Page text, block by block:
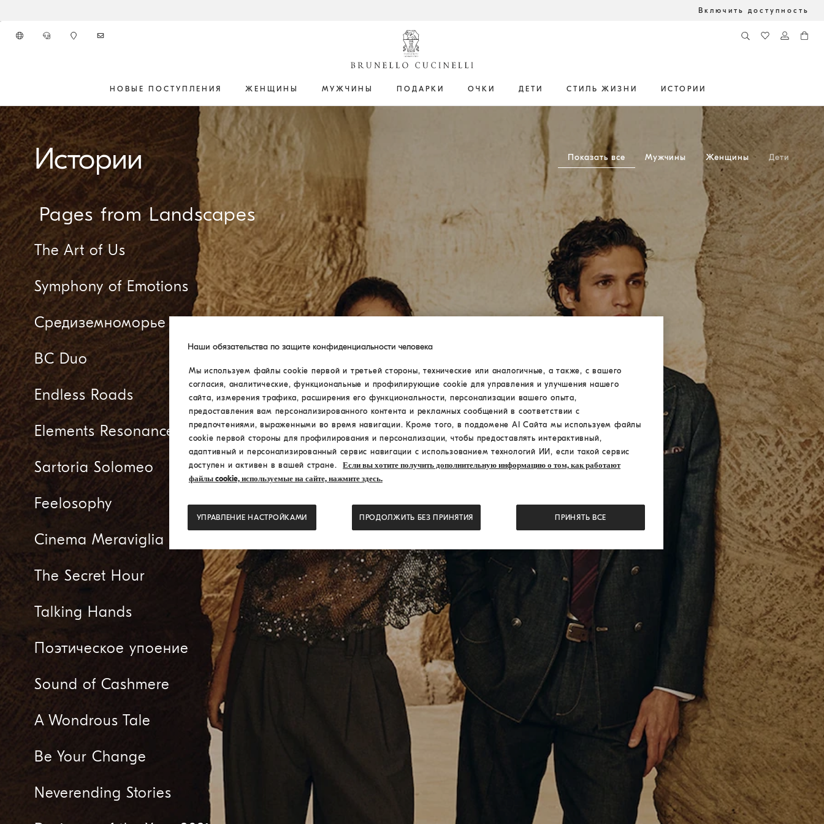
Включить доступность
НОВЫЕ ПОСТУПЛЕНИЯ ЖЕНЩИНЫ МУЖЧИНЫ ПОДАРКИ ОЧКИ ДЕТИ СТИЛЬ ЖИЗНИ ИСТОРИИ
начало основного контента
Истории Показать все Мужчины Женщины Дети
Pages from Landscapes
The Art of Us
Symphony of Emotions
Средиземноморье
BC Duo
Endless Roads
Elements Resonance
Sartoria Solomeo
Feelosophy
Cinema Meraviglia
The Secret Hour
Talking Hands
Поэтическое упоение
Sound of Cashmere
A Wondrous Tale
Be Your Change
Neverending Stories
Наши обязательства по защите конфиденциальности человека
Мы используем файлы cookie первой и третьей стороны, технические или аналогичные, а также, с вашего
согласия, аналитические, функциональные и профилирующие cookie для управления и улучшения нашего
сайта, измерения трафика, расширения его функциональности, персонализации вашего опыта,
предоставления вам персонализированного контента и рекламных сообщений в соответствии с
предпочтениями, выраженными во время навигации. Кроме того, в поддомене AI Сайта мы используем файлы
cookie первой стороны для профилирования и персонализации, чтобы предоставлять интерактивный,
адаптивный и персонализированный сервис навигации с использованием технологий ИИ, если такой сервис
доступен и активен в вашей стране.
Если вы хотите получить дополнительную информацию о том, как работают
файлы cookie, используемые на сайте, нажмите здесь.
УПРАВЛЕНИЕ НАСТРОЙКАМИ ПРОДОЛЖИТЬ БЕЗ ПРИНЯТИЯ ПРИНЯТЬ ВСЕ